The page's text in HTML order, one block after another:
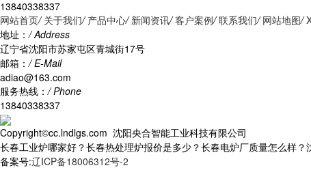
13840338337
网站首页/ 关于我们/ 产品中心/ 新闻资讯/ 客户案例/ 联系我们/ 网站地图/
地址：/ Address
辽宁省沈阳市苏家屯区青城街17号
邮箱：/ E-Mail
adiao@163.com
服务热线：/ Phone
13840338337
Copyright©cc.lndlgs.com 沈阳央合智能工业科技有限公司
长春工业炉哪家好？长春热处理炉报价是多少？长春电炉厂质量怎么样
备案号:辽ICP备18006312号-2